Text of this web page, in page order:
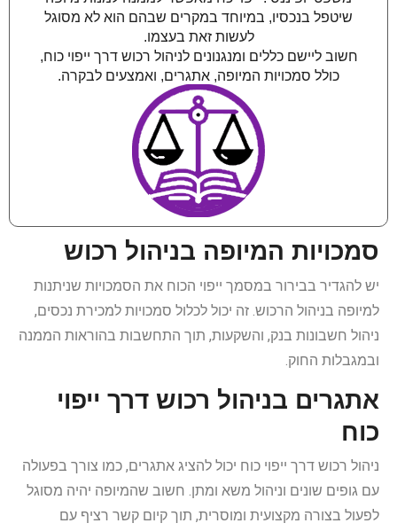
שיטפל בנכסיו, במיוחד במקרים שבהם הוא לא מסוגל
לעשות זאת בעצמו.
חשוב ליישם כללים ומנגנונים לניהול רכוש דרך ייפוי כוח,
כולל סמכויות המיופה, אתגרים, ואמצעים לבקרה.
סמכויות המיופה בניהול רכוש
יש להגדיר בבירור במסמך ייפוי הכוח את הסמכויות שניתנות
למיופה בניהול הרכוש. זה יכול לכלול סמכויות למכירת נכסים,
ניהול חשבונות בנק, והשקעות, תוך התחשבות בהוראות הממנה
ובמגבלות החוק.
אתגרים בניהול רכוש דרך ייפוי
כוח
ניהול רכוש דרך ייפוי כוח יכול להציג אתגרים, כמו צורך בפעולה
עם גופים שונים וניהול משא ומתן. חשוב שהמיופה יהיה מסוגל
לפעול בצורה מקצועית ומוסרית, תוך קיום קשר רציף עם